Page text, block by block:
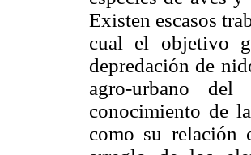
Existen escasos
cual el objetivo
depredación de
agro-urbano
conocimiento de
como su relación